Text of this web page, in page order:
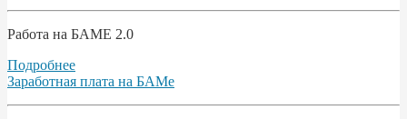
Работа на БАМЕ 2.0
Подробнее
Заработная плата на БАМе